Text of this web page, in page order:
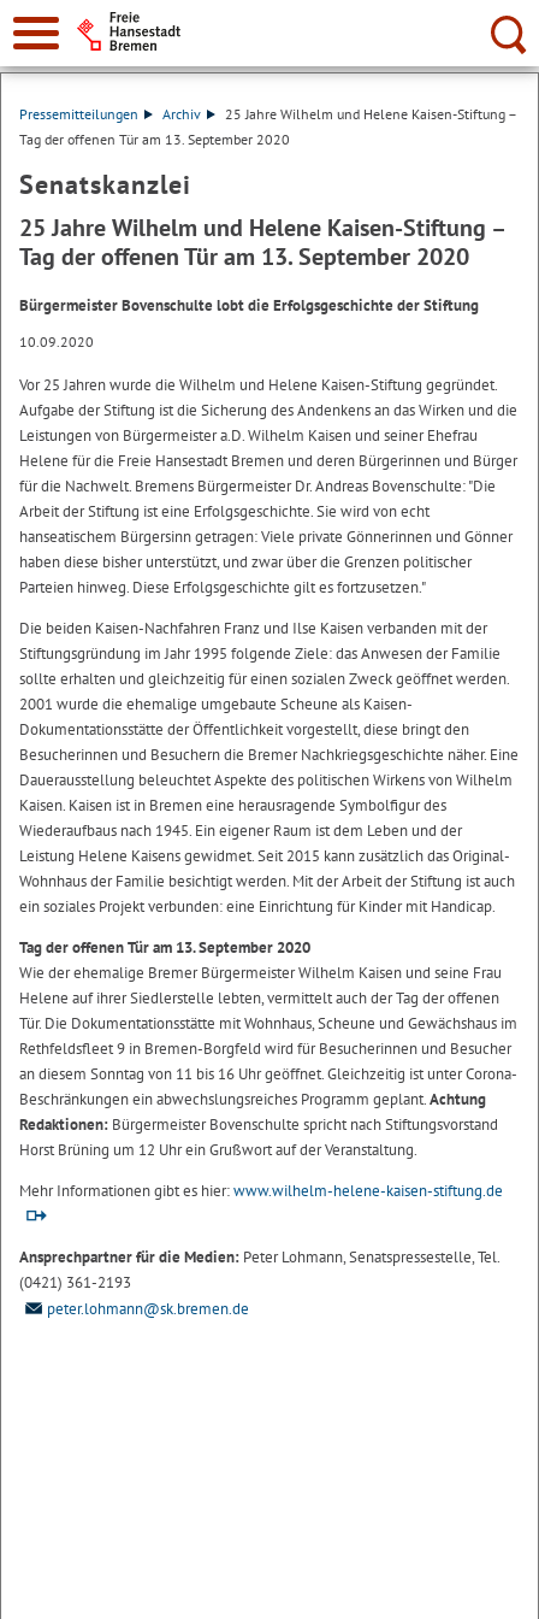
Suche:
Pressemitteilungen Archiv
25 Jahre Wilhelm und Helene Kaisen-Stiftung –
Tag der offenen Tür am 13. September 2020
Senatskanzlei
25 Jahre Wilhelm und Helene Kaisen-Stiftung –
Tag der offenen Tür am 13. September 2020
Bürgermeister Bovenschulte lobt die Erfolgsgeschichte der Stiftung
10.09.2020
Vor 25 Jahren wurde die Wilhelm und Helene Kaisen-Stiftung gegründet.
Aufgabe der Stiftung ist die Sicherung des Andenkens an das Wirken und die
Leistungen von Bürgermeister a.D. Wilhelm Kaisen und seiner Ehefrau
Helene für die Freie Hansestadt Bremen und deren Bürgerinnen und Bürger
für die Nachwelt. Bremens Bürgermeister Dr. Andreas Bovenschulte: "Die
Arbeit der Stiftung ist eine Erfolgsgeschichte. Sie wird von echt
hanseatischem Bürgersinn getragen: Viele private Gönnerinnen und Gönner
haben diese bisher unterstützt, und zwar über die Grenzen politischer
Parteien hinweg. Diese Erfolgsgeschichte gilt es fortzusetzen."
Die beiden Kaisen-Nachfahren Franz und Ilse Kaisen verbanden mit der
Stiftungsgründung im Jahr 1995 folgende Ziele: das Anwesen der Familie
sollte erhalten und gleichzeitig für einen sozialen Zweck geöffnet werden.
2001 wurde die ehemalige umgebaute Scheune als Kaisen-
Dokumentationsstätte der Öffentlichkeit vorgestellt, diese bringt den
Besucherinnen und Besuchern die Bremer Nachkriegsgeschichte näher. Eine
Dauerausstellung beleuchtet Aspekte des politischen Wirkens von Wilhelm
Kaisen. Kaisen ist in Bremen eine herausragende Symbolfigur des
Wiederaufbaus nach 1945. Ein eigener Raum ist dem Leben und der
Leistung Helene Kaisens gewidmet. Seit 2015 kann zusätzlich das Original-
Wohnhaus der Familie besichtigt werden. Mit der Arbeit der Stiftung ist auch
ein soziales Projekt verbunden: eine Einrichtung für Kinder mit Handicap.
Tag der offenen Tür am 13. September 2020
Wie der ehemalige Bremer Bürgermeister Wilhelm Kaisen und seine Frau
Helene auf ihrer Siedlerstelle lebten, vermittelt auch der Tag der offenen
Tür. Die Dokumentationsstätte mit Wohnhaus, Scheune und Gewächshaus im
Rethfeldsfleet 9 in Bremen-Borgfeld wird für Besucherinnen und Besucher
an diesem Sonntag von 11 bis 16 Uhr geöffnet. Gleichzeitig ist unter Corona-
Beschränkungen ein abwechslungsreiches Programm geplant.Achtung
Redaktionen: Bürgermeister Bovenschulte spricht nach Stiftungsvorstand
Horst Brüning um 12 Uhr ein Grußwort auf der Veranstaltung.
Mehr Informationen gibt es hier:www.wilhelm-helene-kaisen-stiftung.de
Ansprechpartner für die Medien: Peter Lohmann, Senatspressestelle, Tel.
(0421) 361-2193
peter.lohmann@sk.bremen.de